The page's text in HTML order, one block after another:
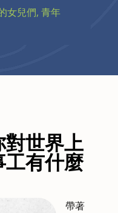
女兒們, 青年
對世界上
工有什麼
帶著